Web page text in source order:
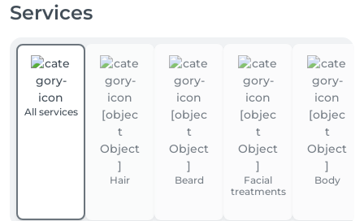
Anglais 🇬🇧
Services
All services
Hair Beard
Facial
treatments
Body